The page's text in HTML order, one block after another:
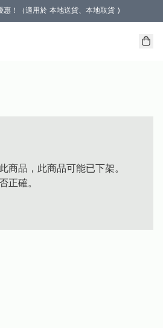
惠！（適用於 本地送貨、本地取貨 )
商品，此商品可能已下架。
正確。